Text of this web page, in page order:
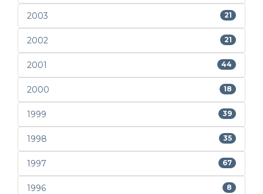
2003 21
2002 21
2001 44
2000 18
1999 39
1998 35
1997 67
1996 8